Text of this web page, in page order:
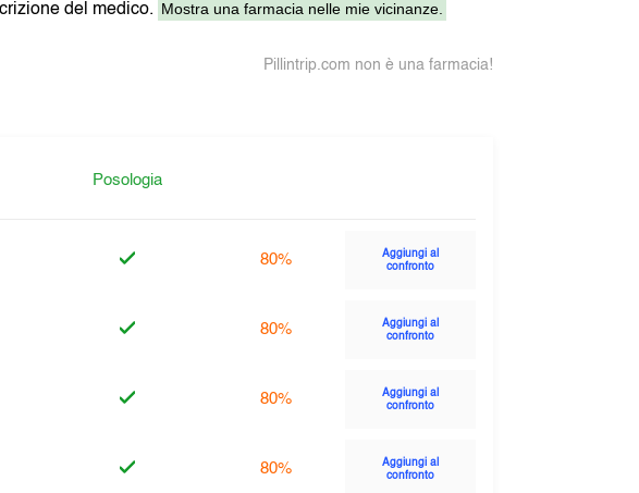
del medico. Mostra una farmacia nelle mie vicinanze.
Pillintrip.com non è una farmacia!
Posologia
80%
Aggiungi al
confronto
80%
Aggiungi al
confronto
80%
Aggiungi al
confronto
80%
Aggiungi al
confronto